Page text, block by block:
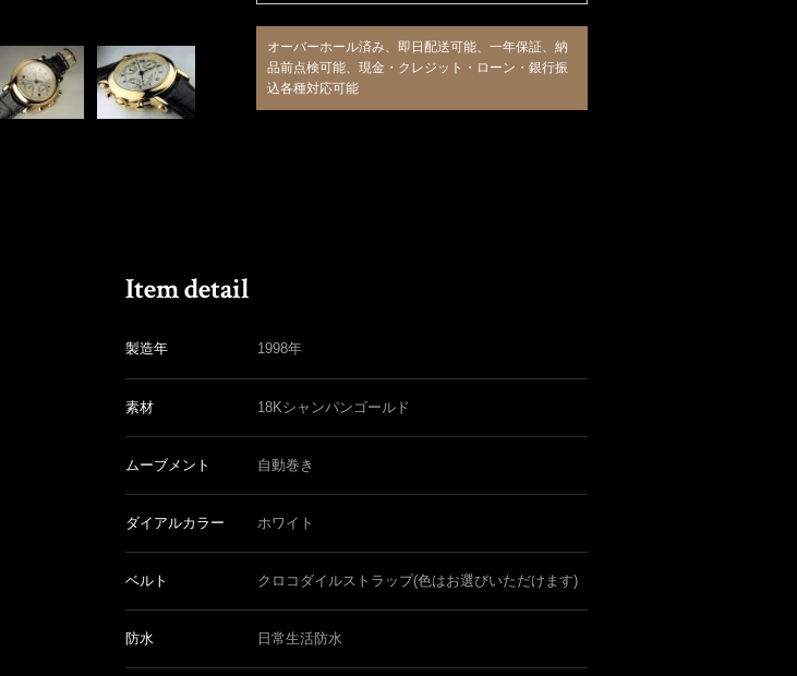
オーバーホール済み、即日配送可能、一年保証、納
品前点検可能、現金・クレジット・ローン・銀行振
込各種対応可能
製造年 1998年
素材 18Kシャンパンゴールド
ムーブメント 自動巻き
ダイアルカラー ホワイト
ベルト クロコダイルストラップ(色はお選びいただけます)
防水 日常生活防水